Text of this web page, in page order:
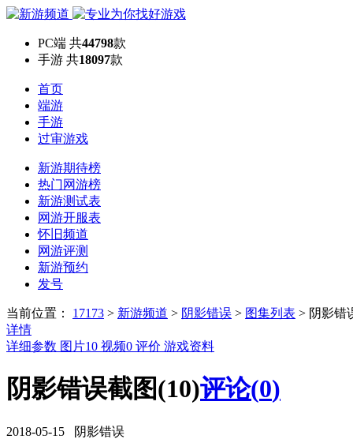
PC端 共44798款
手游 共18097款
首页
端游
手游
过审游戏
新游期待榜
热门网游榜
新游测试表
网游开服表
怀旧频道
网游评测
新游预约
发号
当前位置： 17173 > 新游频道 > 阴影错误 > 图集列表 > 阴影错
详情
详细参数 图片10 视频0 评价 游戏资料
阴影错误截图(10)评论(0)
2018-05-15 阴影错误